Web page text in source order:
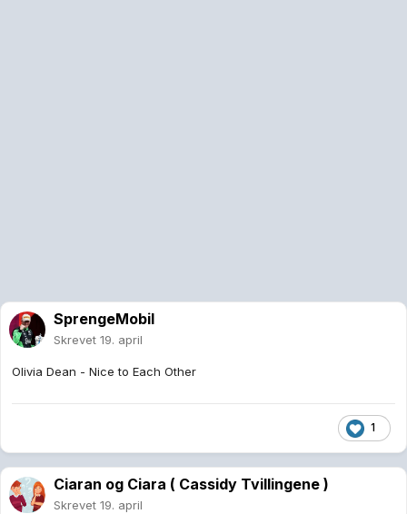
SprengeMobil
Skrevet 19. april
Olivia Dean - Nice to Each Other
1
Ciaran og Ciara ( Cassidy Tvillingene )
Skrevet 19. april